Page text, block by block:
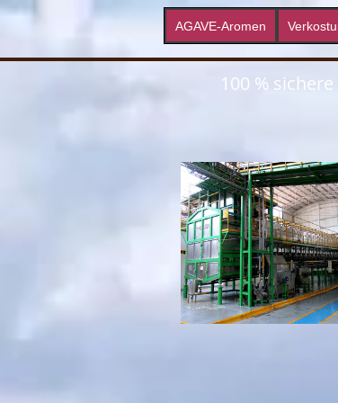
AGAVE-Aromen
100 %